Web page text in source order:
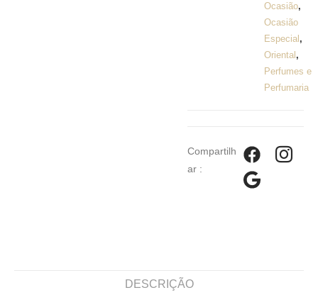
Ocasião,
Ocasião
Especial ,
Oriental ,
Perfumes e
Perfumaria
Compartilh
ar :
DESCRIÇÃO